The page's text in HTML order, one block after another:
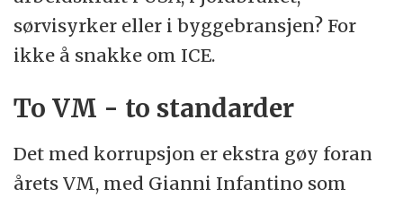
sørvisyrker eller i byggebransjen? For
ikke å snakke om ICE.
To VM - to standarder
Det med korrupsjon er ekstra gøy foran
årets VM, med Gianni Infantino som